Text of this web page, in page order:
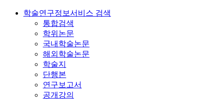
학술연구정보서비스 검색
통합검색
학위논문
국내학술논문
해외학술논문
학술지
단행본
연구보고서
공개강의